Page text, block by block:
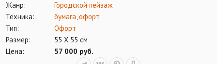
Жанр:
Городской пейзаж
Техника:
бумага,офорт
Тип:
Офорт
Размер:
55 Х 55 см
Цена:
57 000 руб.